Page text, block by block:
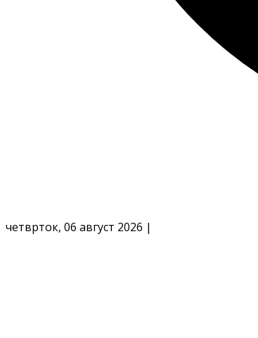
четврток, 06 август 2026 |